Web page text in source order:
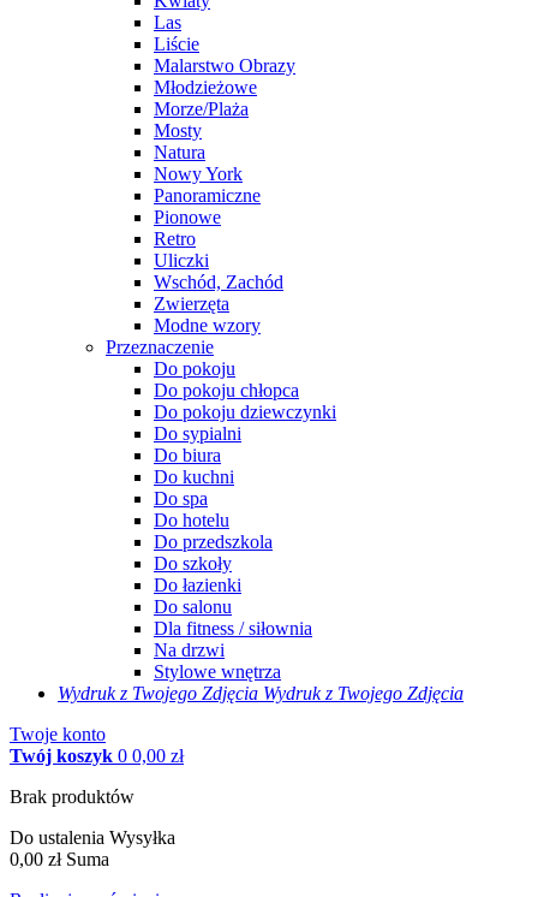
Las
Liście
Malarstwo Obrazy
Młodzieżowe
Morze/Plaża
Mosty
Natura
Nowy York
Panoramiczne
Pionowe
Retro
Uliczki
Wschód, Zachód
Zwierzęta
Modne wzory
Przeznaczenie
Do pokoju
Do pokoju chłopca
Do pokoju dziewczynki
Do sypialni
Do biura
Do kuchni
Do spa
Do hotelu
Do przedszkola
Do szkoły
Do łazienki
Do salonu
Dla fitness / siłownia
Na drzwi
Stylowe wnętrza
Wydruk z Twojego Zdjęcia Wydruk z Twojego Zdjęcia
Twoje konto
Twój koszyk 0 0,00 zł
Brak produktów
Do ustalenia Wysyłka
0,00 zł Suma